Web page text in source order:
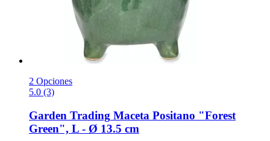
2 Opciones
5.0 (3)
Garden Trading Maceta Positano "Forest
Green", L -​ Ø 13.5 cm